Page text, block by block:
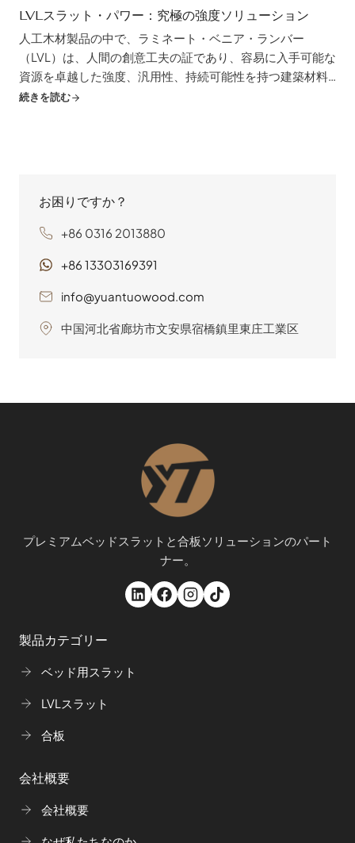
LVLスラット・パワー：究極の強度ソリューション
人工木材製品の中で、ラミネート・ベニア・ランバー
（LVL）は、人間の創意工夫の証であり、容易に入手可能な
資源を卓越した強度、汎用性、持続可能性を持つ建築材料
に変えます。LVLには様々な形状がありますが、その中でも
続きを読む
お困りですか？
+86 0316 2013880
+86 13303169391
info@yuantuowood.com
中国河北省廊坊市文安県宿橋鎮里東庄工業区
プレミアムベッドスラットと合板ソリューションのパート
ナー。
製品カテゴリー
ベッド用スラット
LVLスラット
合板
会社概要
会社概要